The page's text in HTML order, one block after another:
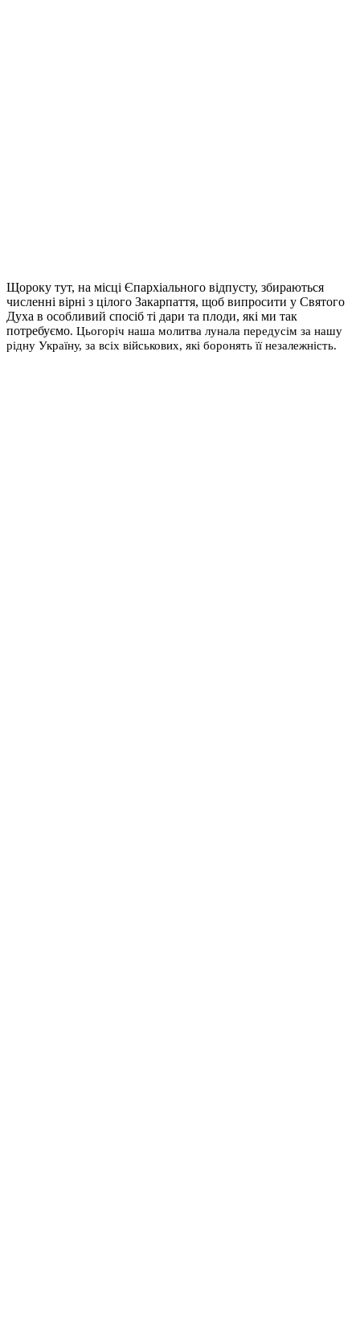
Щороку тут, на місці Єпархіального відпусту, збираються
численні вірні з цілого Закарпаття, щоб випросити у Святого
Духа в особливий спосіб ті дари та плоди, які ми так
потребуємо. Цьогоріч наша молитва лунала передусім за нашу
рідну Україну, за всіх військових, які боронять її незалежність.